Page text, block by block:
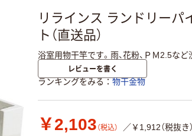
リラインス ランドリーパ
ト（直送品）
浴室用物干竿です。雨、花粉、ＰＭ2.5な
レビューを書く
ランキングをみる 物干金物
￥2,103 （税込） ／￥1,912（税抜き）